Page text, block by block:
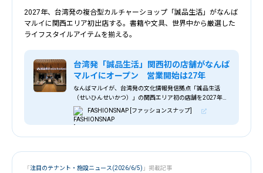
2027年、台湾発の複合型カルチャーショップ「誠品生活」がなんば
マルイに関西エリア初出店する。書籍や文具、世界中から厳選した
ライフスタイルアイテムを揃える。
台湾発「誠品生活」関西初の店舗がなんば
マルイにオープン 営業開始は27年
なんばマルイが、台湾発の文化情報発信拠点「誠品生活
（せいひんせいかつ）」の関西エリア初の店舗を2027年に
オープンする。
FASHIONSNAP [ファッションスナップ]
「注目のテナント・施設ニュース(2026/6/5) 」掲載記事